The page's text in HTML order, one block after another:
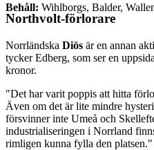
Behåll: Wihlborgs, Balder,
Northvolt-förlorare
Norrländska Diös är en annan
tycker Edberg, som ser en
kronor.
"Det har varit poppis att hitta
Även om det är lite mindre
försvinner inte Umeå och
industrialiseringen i Norrland
rimligen kunna fylla den platsen."